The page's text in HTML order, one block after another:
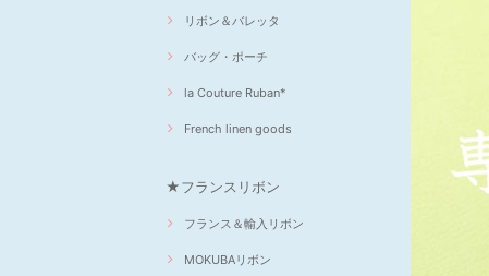
リボン＆バレッタ
バッグ・ポーチ
la Couture Ruban*
French linen goods
★フランスリボン
フランス＆輸入リボン
MOKUBAリボン